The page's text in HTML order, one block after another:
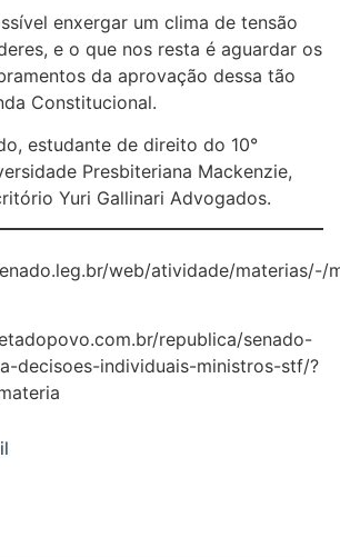
enxergar um clima de tensão
e o que nos resta é aguardar os
da aprovação dessa tão
Constitucional.
estudante de direito do 10°
Presbiteriana Mackenzie,
Yuri Gallinari Advogados.
web/atividade/materias/-/
republica/senado-
decisoes-individuais-ministros-stf/?